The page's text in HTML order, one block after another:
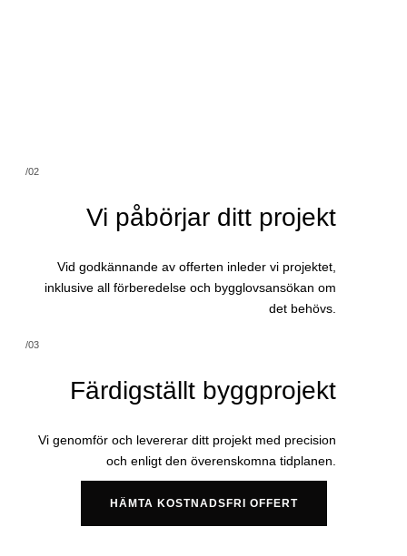
/02
Vi påbörjar ditt projekt
Vid godkännande av offerten inleder vi projektet,
inklusive all förberedelse och bygglovsansökan om
det behövs.
/03
Färdigställt byggprojekt
Vi genomför och levererar ditt projekt med precision
och enligt den överenskomna tidplanen.
HÄMTA KOSTNADSFRI OFFERT